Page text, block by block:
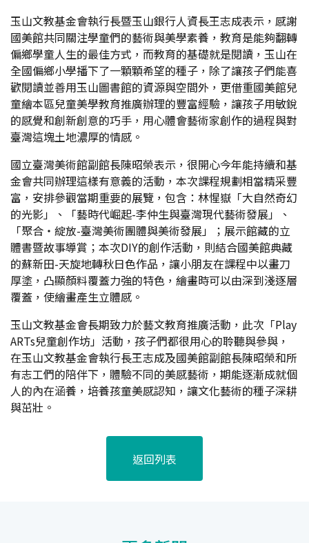
玉山文教基金會執行長暨玉山銀行人資長王志成表示，感謝
國美館共同關注學童們的藝術與美學素養，教育是能夠翻轉
偏鄉學童人生的最佳方式，而教育的基礎就是閱讀，玉山在
全國偏鄉小學播下了一顆顆希望的種子，除了讓孩子們能喜
歡閱讀並善用玉山圖書館的資源與空間外，更借重國美館兒
童繪本區兒童美學教育推廣辦理的豐富經驗，讓孩子用敏銳
的感覺和創新創意的巧手，用心體會藝術家創作的過程與對
臺灣這塊土地濃厚的情感。
國立臺灣美術館副館長陳昭榮表示，很開心今年能持續和基
金會共同辦理這樣有意義的活動，本次課程規劃相當精采豐
富，安排參觀當期重要的展覽，包含：林惺嶽「大自然奇幻
的光影」、「藝時代崛起-李仲生與臺灣現代藝術發展」、
「聚合‧綻放-臺灣美術團體與美術發展」；展示館藏的立
體書暨故事導賞；本次DIY的創作活動，則結合國美館典藏
的蘇新田-天旋地轉秋日色作品，讓小朋友在課程中以畫刀
厚塗，凸顯顏料覆蓋力強的特色，繪畫時可以由深到淺逐層
覆蓋，使繪畫產生立體感。
玉山文教基金會長期致力於藝文教育推廣活動，此次「Play
ARTs兒童創作坊」活動，孩子們都很用心的聆聽與參與，
在玉山文教基金會執行長王志成及國美館副館長陳昭榮和所
有志工們的陪伴下，體驗不同的美感藝術，期能逐漸成就個
人的內在涵養，培養孩童美感認知，讓文化藝術的種子深耕
與茁壯。
返回列表